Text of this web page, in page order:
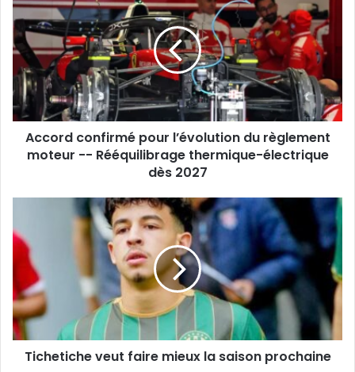
pour
l’évolution
du
règlement
moteur
-
Rééquilibrage
thermique-
Accord confirmé pour l’évolution du règlement
moteur -- Rééquilibrage thermique-électrique
dès 2027
faire
mieux
saison
prochaine
Tichetiche veut faire mieux la saison prochaine